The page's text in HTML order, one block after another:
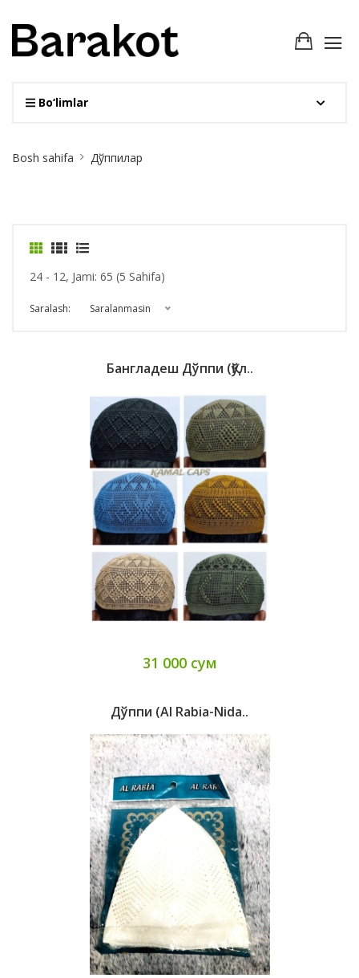
Bo‘limlar
Breadcrumb
Bosh sahifa Дўппилар
24 - 12, Jami: 65 (5 Sahifa)
Saralash: Saralanmasin
Бангладеш Дўппи (қўл..
31 000 сум
Дўппи (Al Rabia-Nida..